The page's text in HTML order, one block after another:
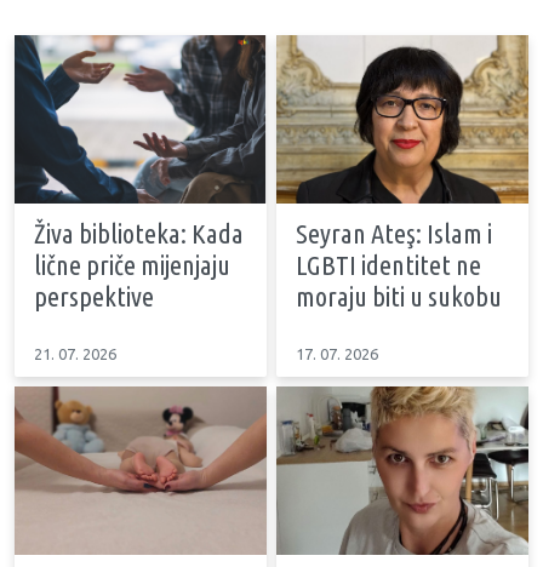
Živa biblioteka: Kada
lične priče mijenjaju
perspektive
21. 07. 2026
Seyran Ateş: Islam i
LGBTI identitet ne
moraju biti u sukobu
17. 07. 2026